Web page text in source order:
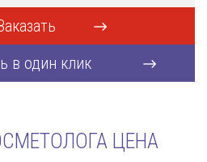
в один клик
ЦЕНА